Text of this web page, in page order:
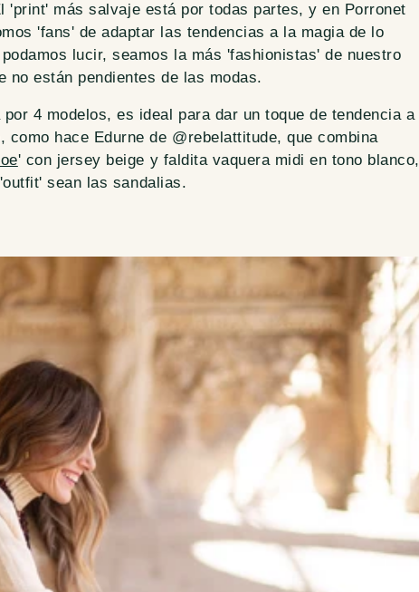
'print' más salvaje está por todas partes, y en Porronet
'fans' de adaptar las tendencias a la magia de lo
lucir, seamos la más 'fashionistas' de nuestro
no están pendientes de las modas.
4 modelos, es ideal para dar un toque de tendencia a
hace Edurne de @rebelattitude, que combina
' con jersey beige y faldita vaquera midi en tono blanco,
sean las sandalias.